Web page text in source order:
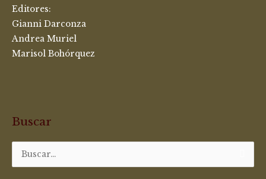
Editores:
Gianni Darconza
Andrea Muriel
Marisol Bohórquez
Buscar
Buscar